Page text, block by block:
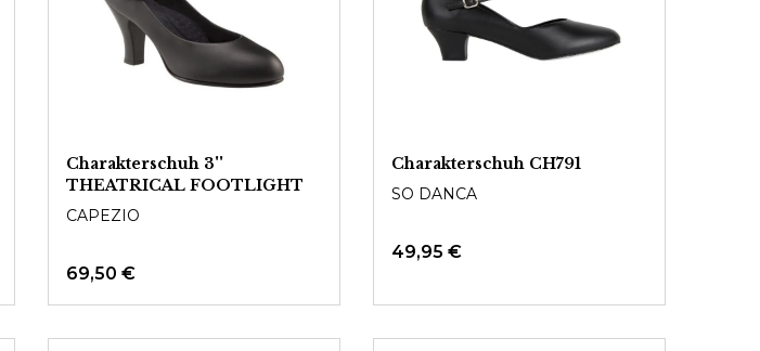
Charakterschuh 3''
THEATRICAL FOOTLIGHT
CAPEZIO
69,50 €
Charakterschuh CH791
SO DANCA
49,95 €